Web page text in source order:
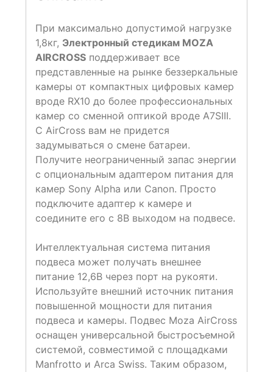
При максимально допустимой нагрузке
1,8кг, Электронный стедикам MOZA
AIRCROSS поддерживает все
представленные на рынке беззеркальные
камеры от компактных цифровых камер
вроде RX10 до более профессиональных
камер со сменной оптикой вроде A7SIII.
С AirCross вам не придется
задумываться о смене батареи.
Получите неограниченный запас энергии
с опциональным адаптером питания для
камер Sony Alpha или Canon. Просто
подключите адаптер к камере и
соедините его с 8В выходом на подвесе.
Интеллектуальная система питания
подвеса может получать внешнее
питание 12,6В через порт на рукояти.
Используйте внешний источник питания
повышенной мощности для питания
подвеса и камеры. Подвес Moza AirCross
оснащен универсальной быстросъемной
системой, совместимой с площадками
Manfrotto и Arca Swiss. Таким образом,